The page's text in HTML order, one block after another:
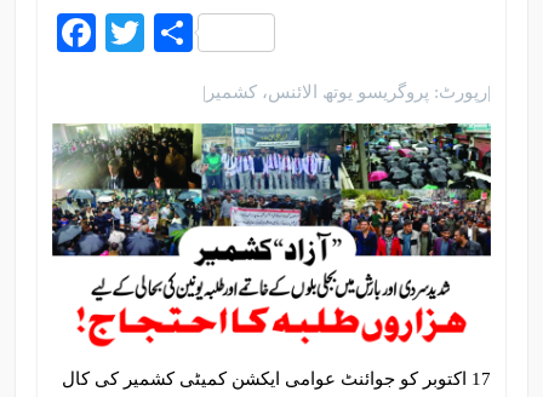
Facebook
Twitter
Share
|رپورٹ: پروگریسو یوتھ الائنس، کشمیر|
17 اکتوبر کو جوائنٹ عوامی ایکشن کمیٹی کشمیر کی کال